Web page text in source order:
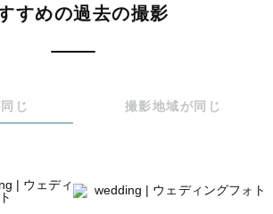
と共に振り返った時に、笑顔とともに思
せていただきます。
くご要望をお聞かせください。
すめの過去の撮影
じ 撮影地域が同じ